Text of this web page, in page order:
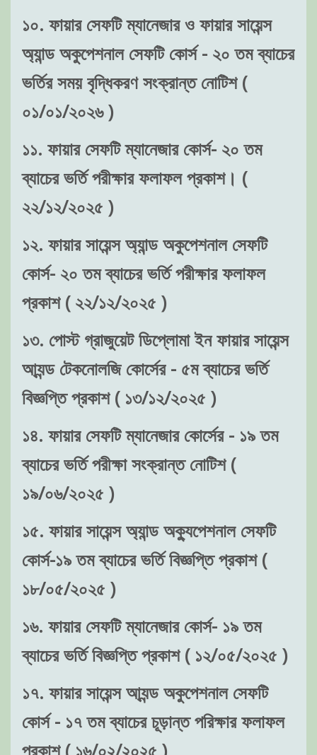
১০. ফায়ার সেফটি ম্যানেজার ও ফায়ার সায়েন্স
অ্যান্ড অকুপেশনাল সেফটি কোর্স - ২০ তম ব্যাচের
ভর্তির সময় বৃদ্ধিকরণ সংক্রান্ত নোটিশ (
০১/০১/২০২৬ )
১১. ফায়ার সেফটি ম্যানেজার কোর্স- ২০ তম
ব্যাচের ভর্তি পরীক্ষার ফলাফল প্রকাশ। (
২২/১২/২০২৫ )
১২. ফায়ার সায়েন্স অ্যান্ড অকুপেশনাল সেফটি
কোর্স- ২০ তম ব্যাচের ভর্তি পরীক্ষার ফলাফল
প্রকাশ ( ২২/১২/২০২৫ )
১৩. পোস্ট গ্রাজুয়েট ডিপ্লোমা ইন ফায়ার সায়েন্স
আ্যন্ড টেকনোলজি কোর্সের - ৫ম ব্যাচের ভর্তি
বিজ্ঞপ্তি প্রকাশ ( ১৩/১২/২০২৫ )
১৪. ফায়ার সেফটি ম্যানেজার কোর্সের - ১৯ তম
ব্যাচের ভর্তি পরীক্ষা সংক্রান্ত নোটিশ (
১৯/০৬/২০২৫ )
১৫. ফায়ার সায়েন্স অ্যান্ড অক্যুপেশনাল সেফটি
কোর্স-১৯ তম ব্যাচের ভর্তি বিজ্ঞপ্তি প্রকাশ (
১৮/০৫/২০২৫ )
১৬. ফায়ার সেফটি ম্যানেজার কোর্স- ১৯ তম
ব্যাচের ভর্তি বিজ্ঞপ্তি প্রকাশ ( ১২/০৫/২০২৫ )
১৭. ফায়ার সায়েন্স আ্যন্ড অকুপেশনাল সেফটি
কোর্স - ১৭ তম ব্যাচের চূড়ান্ত পরিক্ষার ফলাফল
প্রকাশ ( ১৬/০২/২০২৫ )